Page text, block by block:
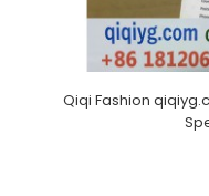
Qiqi Fashion